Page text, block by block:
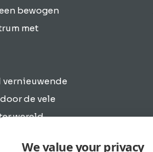
bewogen
met
vernieuwende
de vele
wereld
Discover
We value your privacy